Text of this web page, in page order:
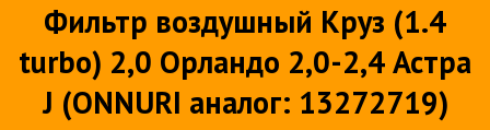
Фильтр воздушный Круз (1.4
turbo) 2,0 Орландо 2,0-2,4 Астра
J (ONNURI аналог: 13272719)